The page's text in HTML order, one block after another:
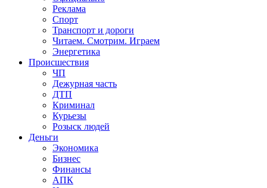
Реклама
Спорт
Транспорт и дороги
Читаем. Смотрим. Играем
Энергетика
Происшествия
ЧП
Дежурная часть
ДТП
Криминал
Курьезы
Розыск людей
Деньги
Экономика
Бизнес
Финансы
АПК